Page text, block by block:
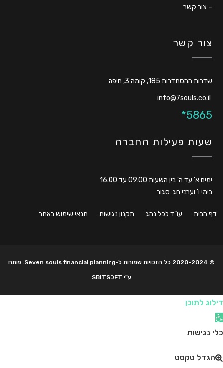
– צור קשר
צור קשר
שדרות ההסתדרות 185, קומה 3, חיפה
5865*
שעות פעילות החברה
ימים א' עד ה' בין השעות 09.00 עד 16.00
בימי ו' וערבי חג: סגור
דף הבית עו”ד לכל נהג תקנון נגישות תנאי שימוש באתר
© 2020-2024 כל הזכויות שמורות ל-Seven souls financial planning. פותח
ע"י SBITSOFT
דילוג לתוכן
פתח סרגל נגישות
כלי נגישות
הגדל טקסט